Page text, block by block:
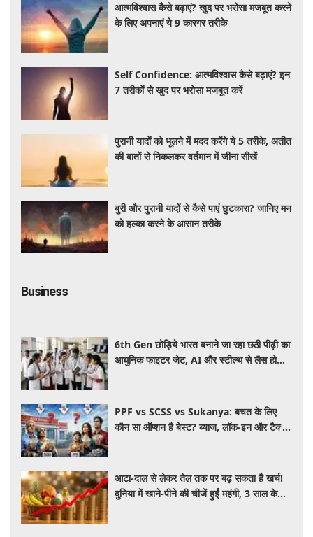
आत्मविश्वास कैसे बढ़ाएं? खुद पर भरोसा मजबूत करने
के लिए अपनाएं ये 9 कारगर तरीके
Self Confidence: आत्मविश्वास कैसे बढ़ाएं? इन
7 तरीकों से खुद पर भरोसा मजबूत करें
पुरानी यादों को भूलने में मदद करेंगे ये 5 तरीके, अतीत
की बातों से निकलकर वर्तमान में जीना सीखें
बुरी और पुरानी यादों से कैसे पाएं छुटकारा? जानिए मन
को हल्का करने के आसान तरीके
Business
6th Gen छोड़िये भारत बनाने जा रहा छठी पीढ़ी का
आधुनिक फाइटर जेट, AI और स्टील्थ से लैस होगा
PPF vs SCSS vs Sukanya: बचत के लिए
कौन सा ऑप्शन है बेस्ट? ब्याज, लॉक-इन और टैक्स
आटा-दाल से लेकर तेल तक पर बढ़ सकता है खर्च!
दुनिया में खाने-पीने की चीजें हुईं महंगी, 3 साल के